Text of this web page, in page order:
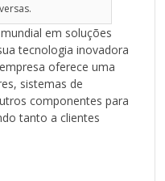
de energia
e geradores, com
de grande porte
armazenamento de
em soluções
tecnologia inovadora
oferece uma
sistemas de
componentes para
tanto a clientes